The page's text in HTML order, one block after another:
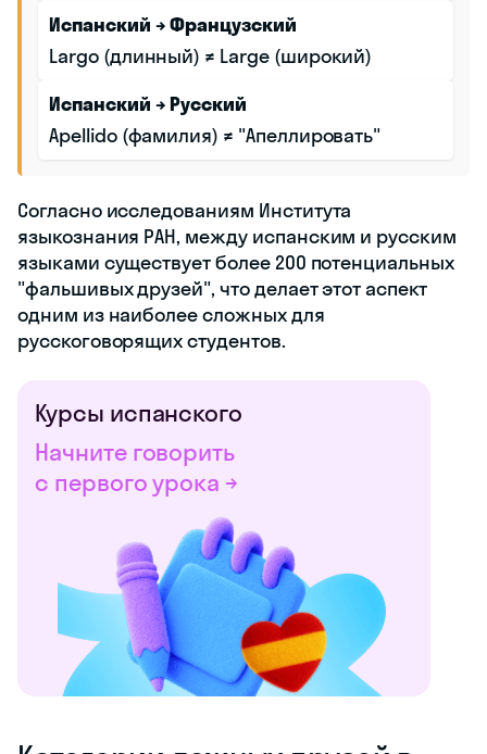
Испанский → Французский
Largo (длинный) ≠ Large (широкий)
Испанский → Русский
Apellido (фамилия) ≠ "Апеллировать"
Согласно исследованиям Института
языкознания РАН, между испанским и русским
языками существует более 200 потенциальных
"фальшивых друзей", что делает этот аспект
одним из наиболее сложных для
русскоговорящих студентов.
Курсы испанского
Начните говорить
с первого урока →